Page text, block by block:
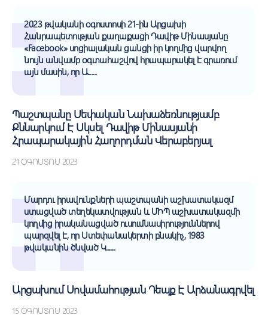
2023 թվականի օգոստոսի 21-ին Արցախի
Հանրապետության քաղաքացի Դավիթ Մինասյանը
«Facebook» սոցիալական ցանցի իր կողմից վարվող
նույն անվամբ օգտահաշվով հրապարակել է գրառում
այն մասին, որ Ա......
Պաշտպանը Սեփական Նախաձեռնությամբ
Քննարկում Է Սկսել Դավիթ Մինասյանի
Հրապարակային Հաղորդման Վերաբերյալ
21 ՕԳՈՍՏՈՍ 2023
Մարդու իրավունքների պաշտպանի աշխատակազմ
ստացված տեղեկատվության և ՄԻՊ աշխատակազմի
կողմից իրականացված ուսումնասիրություններով
պարզվել է, որ Ստեփանակերտի բնակիչ, 1983
թվականին ծնված Կ......
Արցախում Սովամահության Դեպք Է Արձանագրվել
15 ՕԳՈՍՏՈՍ 2023